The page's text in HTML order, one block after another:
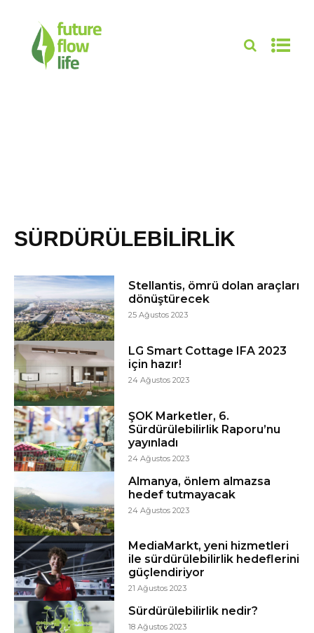
SÜRDÜRÜLEBILIRLIK
Stellantis, ömrü dolan araçları
dönüştürecek
25 Ağustos 2023
LG Smart Cottage IFA 2023
için hazır!
24 Ağustos 2023
ŞOK Marketler, 6.
Sürdürülebilirlik Raporu’nu
yayınladı
24 Ağustos 2023
Almanya, önlem almazsa
hedef tutmayacak
24 Ağustos 2023
MediaMarkt, yeni hizmetleri
ile sürdürülebilirlik hedeflerini
güçlendiriyor
21 Ağustos 2023
Sürdürülebilirlik nedir?
18 Ağustos 2023